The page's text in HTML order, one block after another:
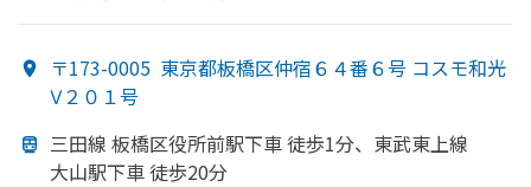
〒173-0005 東京都板橋区仲宿６４番６号 コスモ和光
Ⅴ２０１号
三田線 板橋区役所前駅下車 徒歩1分、 東武東上線
大山駅下車 徒歩20分